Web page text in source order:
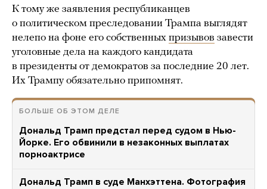
К тому же заявления республиканцев
о политическом преследовании Трампа выглядят
нелепо на фоне его собственных призывов завести
уголовные дела на каждого кандидата
в президенты от демократов за последние 20 лет.
Их Трампу обязательно припомнят.
БОЛЬШЕ ОБ ЭТОМ ДЕЛЕ
Дональд Трамп предстал перед судом в Нью-
Йорке. Его обвинили в незаконных выплатах
порноактрисе
Дональд Трамп в суде Манхэттена. Фотография